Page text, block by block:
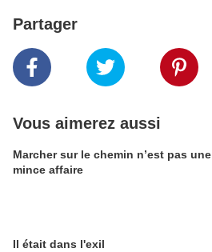
Partager
Vous aimerez aussi
Marcher sur le chemin n’est pas une
mince affaire
Il était dans l'exil